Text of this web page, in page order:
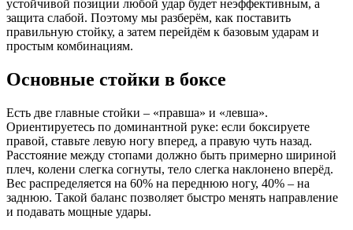
устойчивой позиции любой удар будет неэффективным, а
защита слабой. Поэтому мы разберём, как поставить
правильную стойку, а затем перейдём к базовым ударам и
простым комбинациям.
Основные стойки в боксе
Есть две главные стойки – «правша» и «левша».
Ориентируетесь по доминантной руке: если боксируете
правой, ставьте левую ногу вперед, а правую чуть назад.
Расстояние между стопами должно быть примерно шириной
плеч, колени слегка согнуты, тело слегка наклонено вперёд.
Вес распределяется на 60% на переднюю ногу, 40% – на
заднюю. Такой баланс позволяет быстро менять направление
и подавать мощные удары.